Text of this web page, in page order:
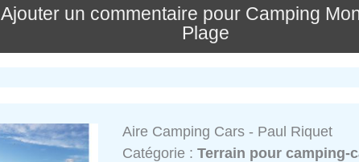
Ajouter un commentaire pour Camping
Plage
Aire Camping Cars - Paul Riquet
Catégorie :Terrain pour camping-